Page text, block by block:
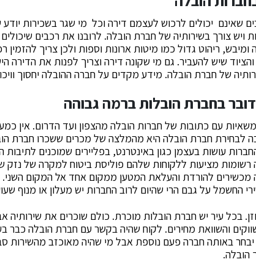
שאינם יכולים לרכוש לעצמם דירה וכל מי שגר בשכירות
ויש צורך בשירותיה של חברת הובלה. לרובנו את רכבים
ריהוט גדול כמו מיטות ארונות וספות ולכן צריך
שיש להעביר. גם מי שקונה דירה וצריך לפנות את הדירה
של חברת הובלה. מידע מקדים על חברה ההובלה יחסוך
בחברת הובלות ברמה גבוהה
עם כתובות של חברות הובלה מהצפון ועד הדרום. אין
לבחירת חברת הובלה היא מהמלצה של מכרים ששכרו חברת
עושות בעצמן כגון באינטרנט, בפליירים שמוכנים
רשומות מציעות ללקוחות שלהם פוליסת ביטוח למקרה של נזק
מכשירים להורדת והעלאת המטען ממקום אחד אל המקום השני.
החשמל על גבם הרי שהיום לרוב החברות יש מעלון או מנוף
בכל עיר יש חברת הובלות מוכרת. כולם שוכרים את שירותיה
והשוואת מחירים. לקוח שהיה בקשר עם חברת הובלה כבר
באותה חברה פעם נוספת אבל מי שהיה מאוכזב מהשירות
הובלה.